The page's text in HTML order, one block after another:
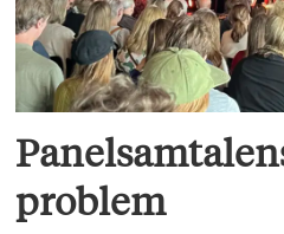
problem